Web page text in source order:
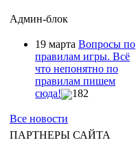
Админ-блок
19 марта Вопросы по
правилам игры. Всё
что непонятно по
правилам пишем
сюда!
182
Все новости
ПАРТНЕРЫ САЙТА